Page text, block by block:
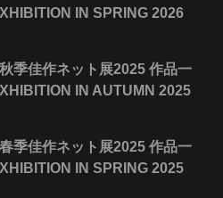
IN SPRING 2026
季佳作ネット展2025 作品一
IN AUTUMN 2025
季佳作ネット展2025 作品一
IN SPRING 2025